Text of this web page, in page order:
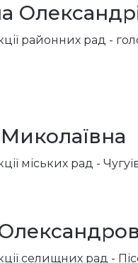
районних рад -
міських рад -
селищних рад -